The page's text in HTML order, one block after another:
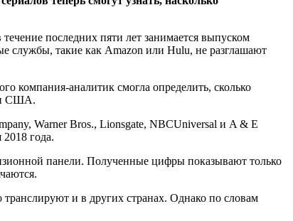
последних пяти лет занимается выпуском
службы, такие как Amazon или Hulu, не разглашают
компания-аналитик смогла определить, сколько
США.
Warner Bros., Lionsgate, NBCUniversal и A & E
года.
панели. Полученные цифры показывают только
и в других странах. Однако по словам